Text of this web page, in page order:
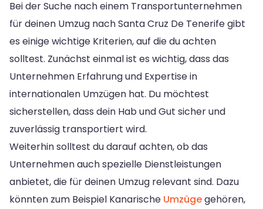
Bei der Suche nach einem Transportunternehmen
für deinen Umzug nach Santa Cruz De Tenerife gibt
es einige wichtige Kriterien, auf die du achten
solltest. Zunächst einmal ist es wichtig, dass das
Unternehmen Erfahrung und Expertise in
internationalen Umzügen hat. Du möchtest
sicherstellen, dass dein Hab und Gut sicher und
zuverlässig transportiert wird.
Weiterhin solltest du darauf achten, ob das
Unternehmen auch spezielle Dienstleistungen
anbietet, die für deinen Umzug relevant sind. Dazu
könnten zum Beispiel Kanarische Umzügegehören,